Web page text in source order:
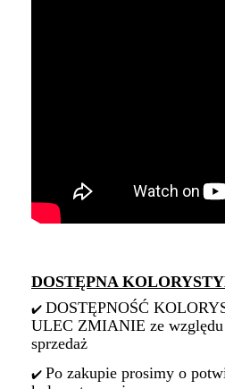
DOSTĘPNA
✔️ DOSTĘPNOŚĆ
ULEC ZMIANIE ze względu
sprzedaż
✔️ Po zakupie prosimy o